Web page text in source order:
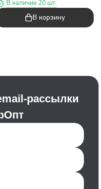
В наличии 20 шт.
В корзину
рассылки